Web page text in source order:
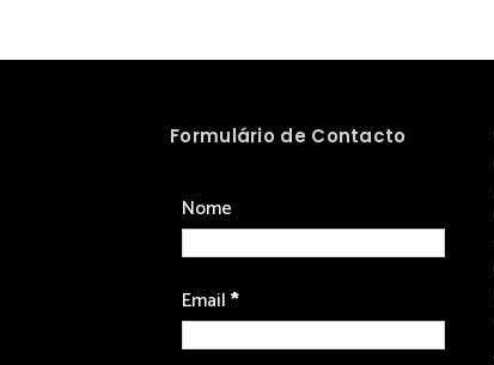
Formulário de Contacto
Nome
Email*